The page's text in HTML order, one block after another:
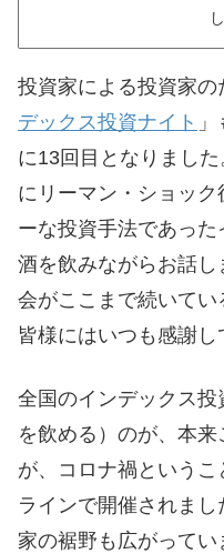
投資家による投資家の
デックス投資ナイト
に13回目となりまし
にリーマン・ショッ
ーな投資手法であっ
酒を飲みながらお話
会がここまで続いて
皆様にはいつも感謝し
全国のインデックス
を飲める）のが、本
が、コロナ禍という
ラインで開催されま
家の裾野も広がって